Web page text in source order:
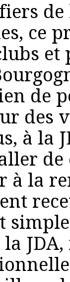
ce
de
des
à la
à la
JDA,